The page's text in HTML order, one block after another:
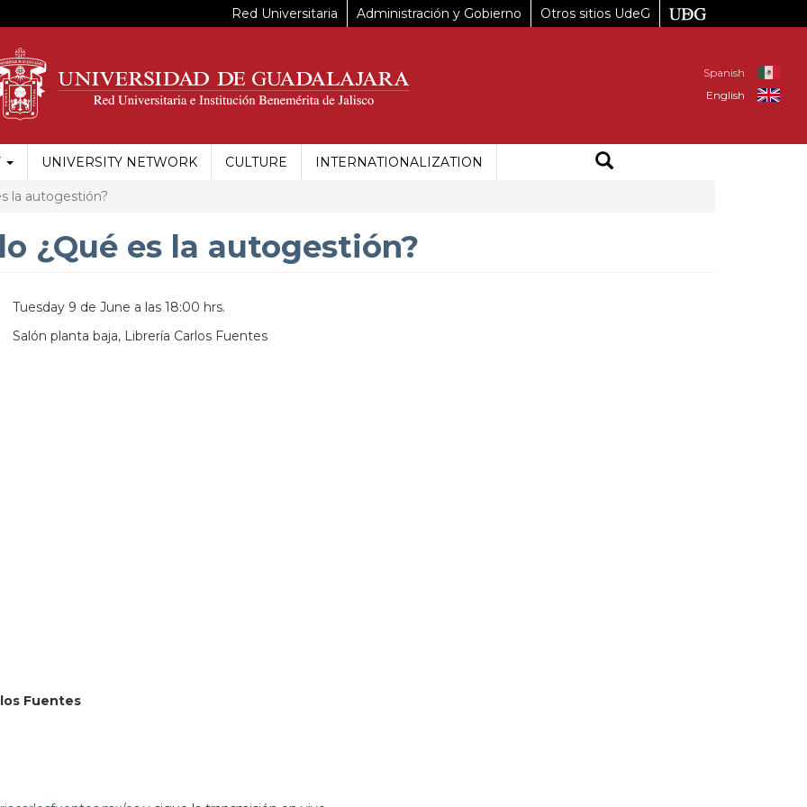
Red Universitaria Administración y Gobierno Otros sitios UdeG
Spanish
English
UNIVERSITY NETWORK CULTURE INTERNATIONALIZATION
la autogestión?
¿Qué es la autogestión?
Tuesday 9 de June a las 18:00 hrs.
Salón planta baja, Librería Carlos Fuentes
Fuentes